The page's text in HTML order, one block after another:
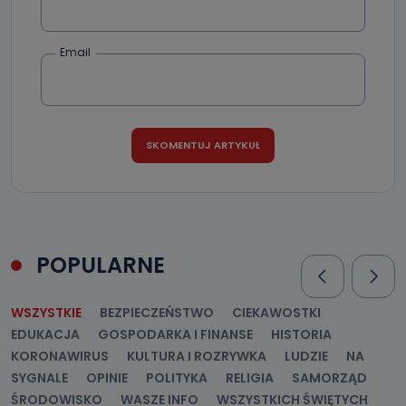
administratora – do momentu wniesienia sprzeciwu.
Jakie dane osobowe przetwarzamy?
dane, które pochodzą bezpośrednio od Państwa (lub
które zostały zebrane ze źródeł publicznie dostępnych, w
szczególności: imię i nazwisko, adres e-mail, telefon
kontaktowy, adres korespondencyjny. Odbiorcą Pastwa
danych osobowych są pracownicy i współpracownicy
Można to zrobić pod numerem telefonu 62 735-51-05 lub
Email
POPULARNE
WSZYSTKIE BEZPIECZEŃSTWO
CIEKAWOSTKI
EDUKACJA
GOSPODARKA I FINANSE
HISTORIA
KORONAWIRUS
KULTURA I ROZRYWKA LUDZIE
NA
SYGNALE
OPINIE POLITYKA RELIGIA
SAMORZĄD
ŚRODOWISKO
WASZE INFO WSZYSTKICH ŚWIĘTYCH